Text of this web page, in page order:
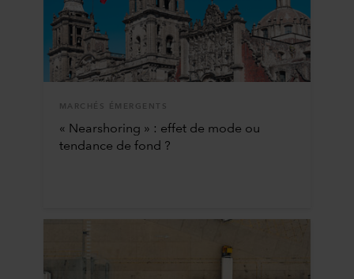
MARCHÉS ÉMERGENTS
« Nearshoring » : effet de mode ou
tendance de fond ?